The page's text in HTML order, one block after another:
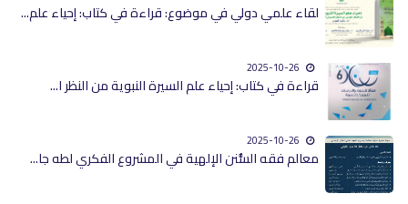
لقاء علمي دولي في موضوع: قراءة في كتاب: إحياء علم...
قراءة في كتاب: إحياء علم السيرة النبوية من النظر ا...
معالم فقه السُّنن الإلهية في المشروع الفكري لطه جا...